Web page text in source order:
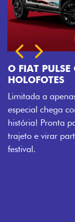
faz
de